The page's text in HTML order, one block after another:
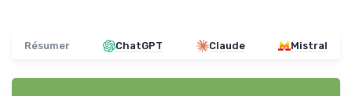
Résumer ChatGPT Claude Mistral